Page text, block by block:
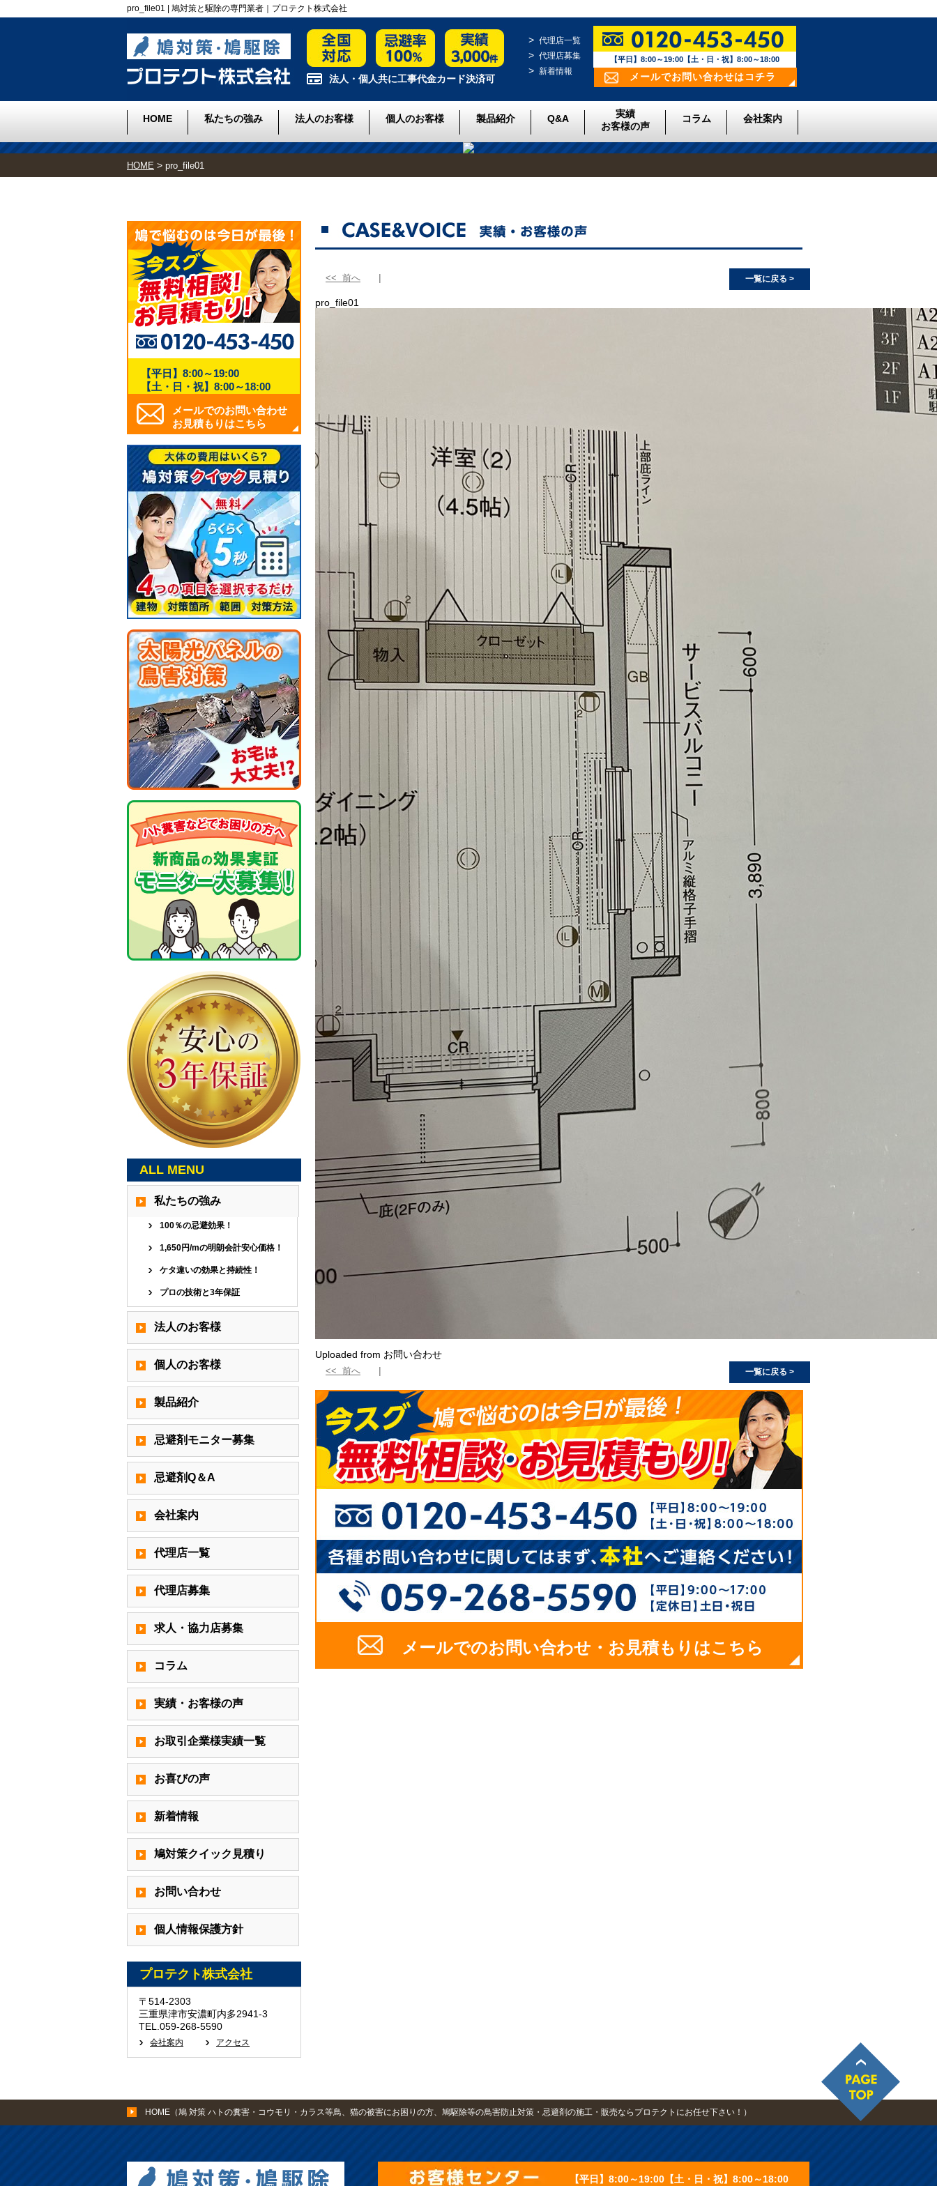
pro_file01 | 鳩対策と駆除の専門業者｜プロテクト株式会社
法人・個人共に工事代金カード決済可
代理店一覧
代理店募集
新着情報
【平日】8:00～19:00【土・日・祝】8:00～18:00
メールでお問い合わせはコチラ
HOME 私たちの強み 法人のお客様 個人のお客様 製品紹介 Q&A
実績
お客様の声
コラム 会社案内
HOME > pro_file01
【平日】8:00～19:00
【土・日・祝】8:00～18:00
メールでのお問い合わせ
お見積もりはこちら
ALL MENU
私たちの強み
100％の忌避効果！
1,650円/mの明朗会計安心価格！
ケタ違いの効果と持続性！
プロの技術と3年保証
法人のお客様
個人のお客様
製品紹介
忌避剤モニター募集
忌避剤Q＆A
会社案内
代理店一覧
代理店募集
求人・協力店募集
コラム
実績・お客様の声
お取引企業様実績一覧
お喜びの声
新着情報
鳩対策クイック見積り
お問い合わせ
個人情報保護方針
プロテクト株式会社
〒514-2303
三重県津市安濃町内多2941-3
TEL.059-268-5590
会社案内 アクセス
<< 前へ 一覧に戻る >
pro_file01
Uploaded from お問い合わせ
<< 前へ 一覧に戻る >
メールでのお問い合わせ・お見積もりはこちら
HOME（鳩 対策 ハトの糞害・コウモリ・カラス等鳥、猫の被害にお困りの方、鳩駆除等の鳥害防止対策・忌避剤の施工・販売ならプロテクトにお任せ下さい！）
【平日】8:00～19:00【土・日・祝】8:00～18:00